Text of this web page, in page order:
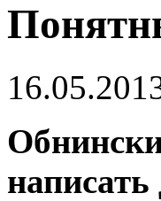
написать